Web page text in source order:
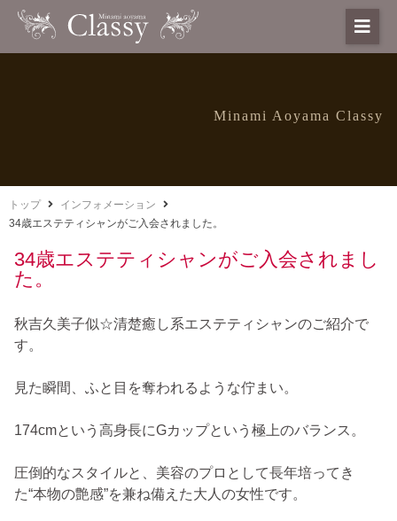
Minami Aoyama Classy
トップ
インフォメーション
34歳エステティシャンがご入会されました。
34歳エステティシャンがご入会されまし
た。
秋吉久美子似☆清楚癒し系エステティシャンのご紹介で
す。
見た瞬間、ふと目を奪われるような佇まい。
174cmという高身長にGカップという極上のバランス。
圧倒的なスタイルと、美容のプロとして長年培ってき
た“本物の艶感”を兼ね備えた大人の女性です。